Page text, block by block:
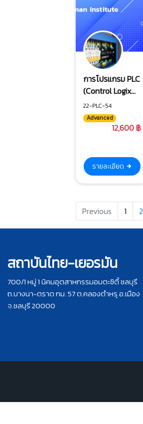
การโปรแกรม PLC
(Control Logix
5000 & RS Logix
5000) ระดับสูง
22-PLC-54
Advanced
12,600 ฿
รายละเอียด
Previous 1 2
สถาบันไทย-เยอรมัน
700/1 หมู่ 1 นิคมอุตสาหกรรมอมตะซิตี้ ชลบุรี
ถ.บางนา-ตราด กม. 57 ต.คลองตำหรุ อ.เมือง
จ.ชลบุรี 20000